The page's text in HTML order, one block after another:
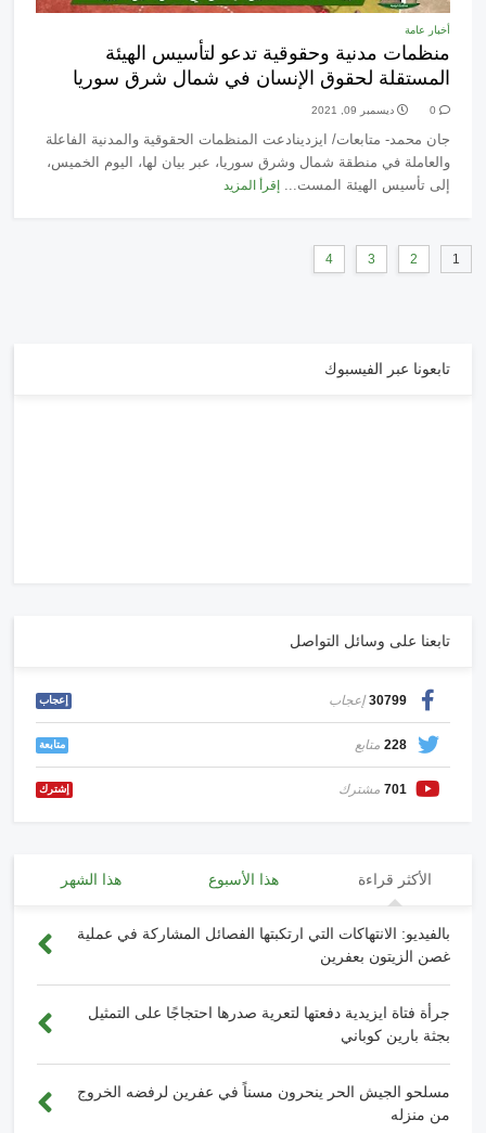
أخبار عامة
منظمات مدنية وحقوقية تدعو لتأسيس الهيئة
المستقلة لحقوق الإنسان في شمال شرق سوريا
0 ديسمبر 09, 2021
جان محمد- متابعات/ ايزدينادعت المنظمات الحقوقية والمدنية الفاعلة
والعاملة في منطقة شمال وشرق سوريا، عبر بيان لها، اليوم الخميس،
إلى تأسيس الهيئة المست...
إقرأ المزيد
1
2
3
4
تابعونا عبر الفيسبوك
تابعنا على وسائل التواصل
30799 إعجاب إعجاب
228 متابع متابعة
701 مشترك إشترك
الأكثر قراءة هذا الأسبوع هذا الشهر
بالفيديو: الانتهاكات التي ارتكبتها الفصائل المشاركة في عملية
غصن الزيتون بعفرين
جرأة فتاة ايزيدية دفعتها لتعرية صدرها احتجاجًا على التمثيل
بجثة بارين كوباني
مسلحو الجيش الحر ينحرون مسناً في عفرين لرفضه الخروج
من منزله